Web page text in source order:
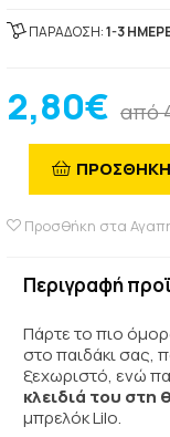
ΠΑΡΑΔΟΣΗ:1-3
2,80€ από
Προσθήκη στα
Περιγραφή
Πάρτε το πιο
στο παιδάκι σας,
ξεχωριστό, ενώ
κλειδιά του στη
μπρελόκ Lilo.